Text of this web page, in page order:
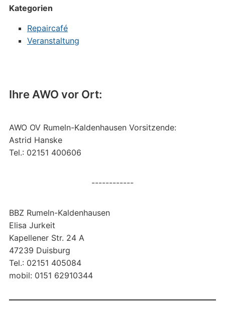
Ihre AWO vor Ort:
AWO OV Rumeln-Kaldenhausen Vorsitzende:
Astrid Hanske
Tel.: 02151 400606
------------
BBZ Rumeln-Kaldenhausen
Elisa Jurkeit
Kapellener Str. 24 A
47239 Duisburg
Tel.: 02151 405084
mobil: 0151 62910344
Kategorien
Repaircafé
Veranstaltung